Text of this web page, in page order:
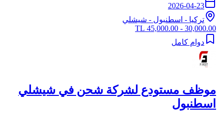
2026-04-23
تركيا - اسطنبول - شيشلي
30,000.00 - 45,000.00 TL
دوام كامل
موظف مستودع لشركة شحن في شيشلي
اسطنبول